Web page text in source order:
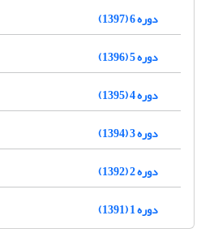
دوره 6 (1397)
دوره 5 (1396)
دوره 4 (1395)
دوره 3 (1394)
دوره 2 (1392)
دوره 1 (1391)